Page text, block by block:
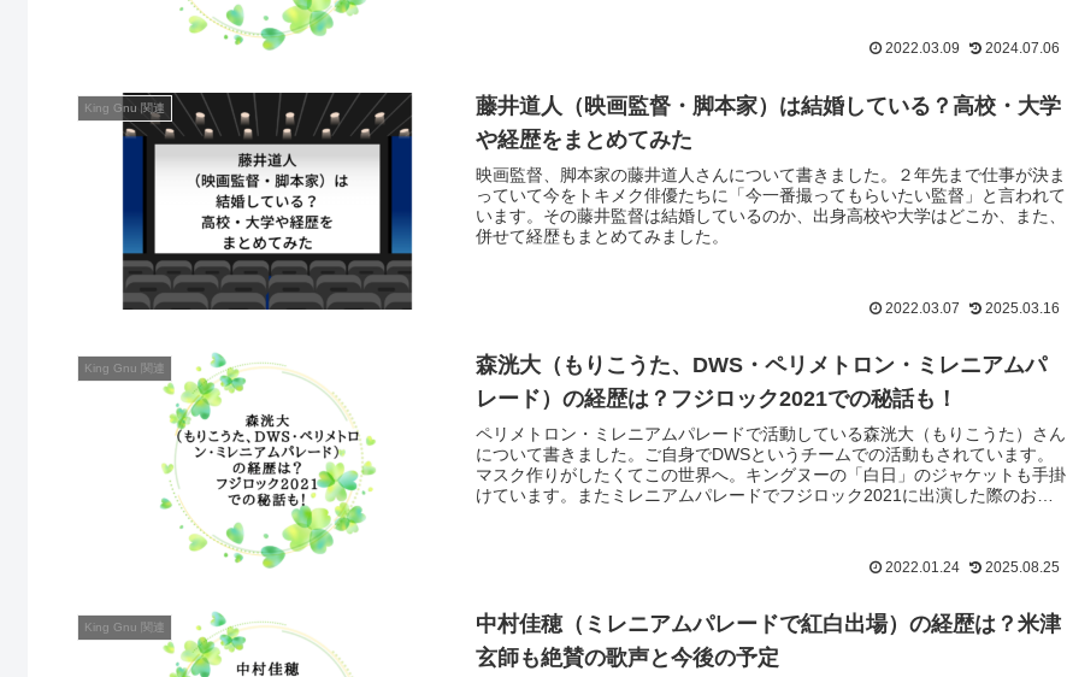
2022.03.09 2024.07.06
King Gnu 関連
藤井道人（映画監督・脚本家）は結婚している？高校・大学
や経歴をまとめてみた
映画監督、脚本家の藤井道人さんについて書きました。２年先まで仕事が決ま
っていて今をトキメク俳優たちに「今一番撮ってもらいたい監督」と言われて
います。その藤井監督は結婚しているのか、出身高校や大学はどこか、また、
併せて経歴もまとめてみました。
2022.03.07 2025.03.16
King Gnu 関連
森洸大（もりこうた、DWS・ペリメトロン・ミレニアムパ
レード）の経歴は？フジロック2021での秘話も！
ペリメトロン・ミレニアムパレードで活動している森洸大（もりこうた）さん
について書きました。ご自身でDWSというチームでの活動もされています。
マスク作りがしたくてこの世界へ。キングヌーの「白日」のジャケットも手掛
けています。またミレニアムパレードでフジロック2021に出演した際のお話
2022.01.24 2025.08.25
King Gnu 関連
中村佳穂（ミレニアムパレードで紅白出場）の経歴は？米津
玄師も絶賛の歌声と今後の予定